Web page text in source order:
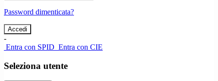
Password dimenticata?
-
Entra con SPID Entra con CIE
Seleziona utente